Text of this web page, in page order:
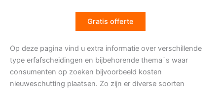
Gratis offerte
Op deze pagina vind u extra informatie over verschillende
type erfafscheidingen en bijbehorende thema`s waar
consumenten op zoeken bijvoorbeeld kosten
nieuweschutting plaatsen. Zo zijn er diverse soorten